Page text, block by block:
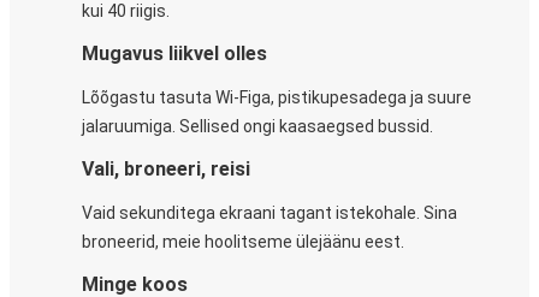
kui 40 riigis.
Mugavus liikvel olles
Lõõgastu tasuta Wi-Figa, pistikupesadega ja suure
jalaruumiga. Sellised ongi kaasaegsed bussid.
Vali, broneeri, reisi
Vaid sekunditega ekraani tagant istekohale. Sina
broneerid, meie hoolitseme ülejäänu eest.
Minge koos